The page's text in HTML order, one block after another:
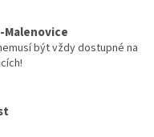
Malenovice
být vždy dostupné na